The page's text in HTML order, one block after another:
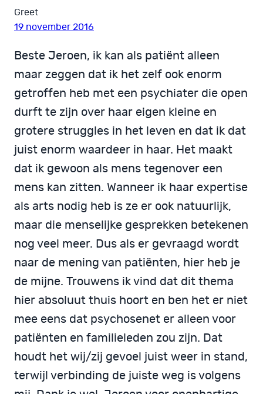
Greet
19 november 2016
Beste Jeroen, ik kan als patiënt alleen
maar zeggen dat ik het zelf ook enorm
getroffen heb met een psychiater die open
durft te zijn over haar eigen kleine en
grotere struggles in het leven en dat ik dat
juist enorm waardeer in haar. Het maakt
dat ik gewoon als mens tegenover een
mens kan zitten. Wanneer ik haar expertise
als arts nodig heb is ze er ook natuurlijk,
maar die menselijke gesprekken betekenen
nog veel meer. Dus als er gevraagd wordt
naar de mening van patiënten, hier heb je
de mijne. Trouwens ik vind dat dit thema
hier absoluut thuis hoort en ben het er niet
mee eens dat psychosenet er alleen voor
patiënten en familieleden zou zijn. Dat
houdt het wij/zij gevoel juist weer in stand,
terwijl verbinding de juiste weg is volgens